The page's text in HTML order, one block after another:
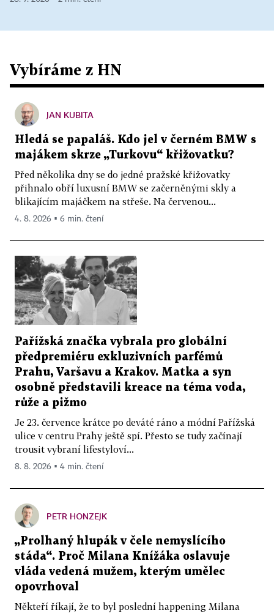
Vybíráme z HN
JAN KUBITA
Hledá se papaláš. Kdo jel v černém BMW s
majákem skrze „Turkovu“ křižovatku?
Před několika dny se do jedné pražské křižovatky
přihnalo obří luxusní BMW se začerněnými skly a
blikajícím majáčkem na střeše. Na červenou...
4. 8. 2026 ▪ 6 min. čtení
Pařížská značka vybrala pro globální
předpremiéru exkluzivních parfémů
Prahu, Varšavu a Krakov. Matka a syn
osobně představili kreace na téma voda,
růže a pižmo
Je 23. července krátce po deváté ráno a módní Pařížská
ulice v centru Prahy ještě spí. Přesto se tudy začínají
trousit vybraní lifestyloví...
8. 8. 2026 ▪ 4 min. čtení
PETR HONZEJK
„Prolhaný hlupák v čele nemyslícího
stáda“. Proč Milana Knížáka oslavuje
vláda vedená mužem, kterým umělec
opovrhoval
Někteří říkají, že to byl poslední happening Milana